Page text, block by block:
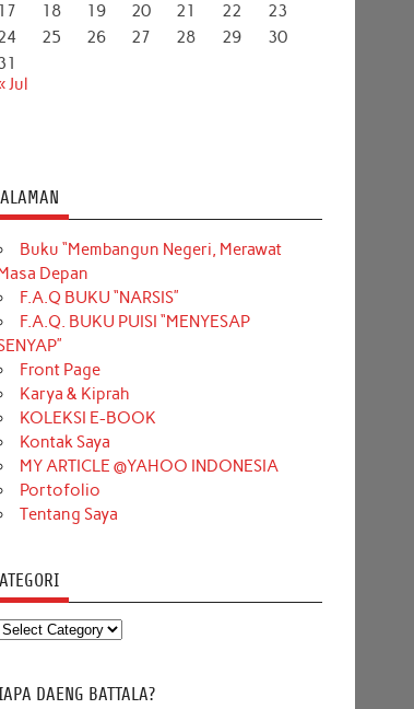
17
18 19 20 21 22
23
25 26 27 28 29
30
Jul
Buku “Membangun Negeri, Merawat
Depan
F.A.Q BUKU “NARSIS”
F.A.Q. BUKU PUISI “MENYESAP
Front Page
Karya & Kiprah
KOLEKSI E-BOOK
Kontak Saya
MY ARTICLE @YAHOO INDONESIA
Portofolio
Tentang Saya
DAENG BATTALA?